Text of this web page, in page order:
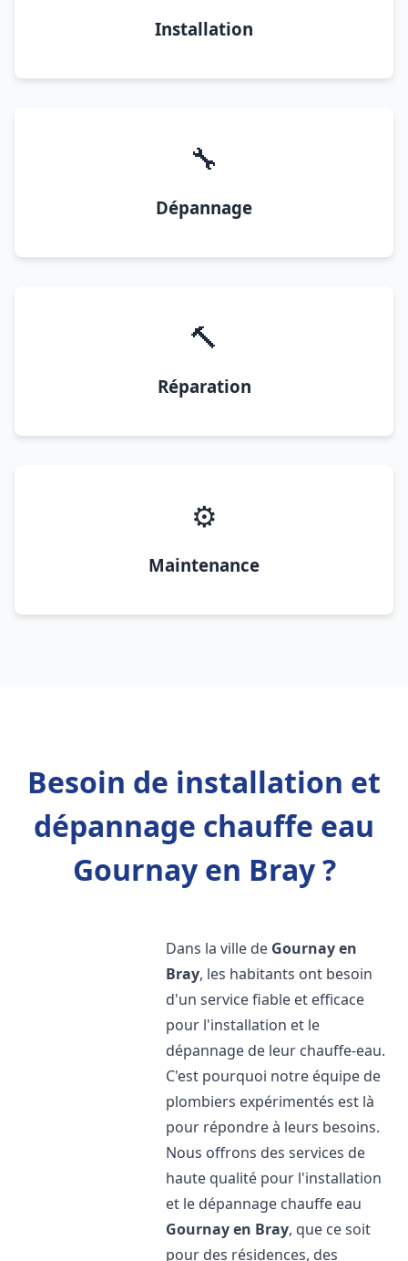
Installation
🔧
Dépannage
🔨
Réparation
⚙️
Maintenance
Besoin de installation et
dépannage chauffe eau
Gournay en Bray ?
Dans la ville de Gournay en
Bray, les habitants ont besoin
d'un service fiable et efficace
pour l'installation et le
dépannage de leur chauffe-eau.
C'est pourquoi notre équipe de
plombiers expérimentés est là
pour répondre à leurs besoins.
Nous offrons des services de
haute qualité pour l'installation
et le dépannage chauffe eau
Gournay en Bray, que ce soit
pour des résidences, des